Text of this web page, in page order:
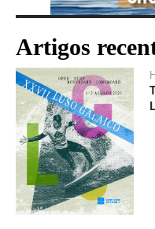
Artigos